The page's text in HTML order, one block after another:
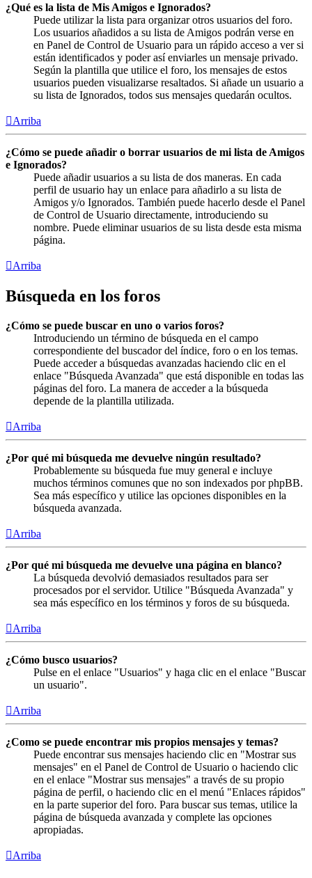
¿Qué es la lista de Mis Amigos e Ignorados?
Puede utilizar la lista para organizar otros usuarios del foro.
Los usuarios añadidos a su lista de Amigos podrán verse en
en Panel de Control de Usuario para un rápido acceso a ver si
están identificados y poder así enviarles un mensaje privado.
Según la plantilla que utilice el foro, los mensajes de estos
usuarios pueden visualizarse resaltados. Si añade un usuario a
su lista de Ignorados, todos sus mensajes quedarán ocultos.
Arriba
¿Cómo se puede añadir o borrar usuarios de mi lista de Amigos
e Ignorados?
Puede añadir usuarios a su lista de dos maneras. En cada
perfil de usuario hay un enlace para añadirlo a su lista de
Amigos y/o Ignorados. También puede hacerlo desde el Panel
de Control de Usuario directamente, introduciendo su
nombre. Puede eliminar usuarios de su lista desde esta misma
página.
Arriba
Búsqueda en los foros
¿Cómo se puede buscar en uno o varios foros?
Introduciendo un término de búsqueda en el campo
correspondiente del buscador del índice, foro o en los temas.
Puede acceder a búsquedas avanzadas haciendo clic en el
enlace "Búsqueda Avanzada" que está disponible en todas las
páginas del foro. La manera de acceder a la búsqueda
depende de la plantilla utilizada.
Arriba
¿Por qué mi búsqueda me devuelve ningún resultado?
Probablemente su búsqueda fue muy general e incluye
muchos términos comunes que no son indexados por phpBB.
Sea más específico y utilice las opciones disponibles en la
búsqueda avanzada.
Arriba
¿Por qué mi búsqueda me devuelve una página en blanco?
La búsqueda devolvió demasiados resultados para ser
procesados por el servidor. Utilice "Búsqueda Avanzada" y
sea más específico en los términos y foros de su búsqueda.
Arriba
¿Cómo busco usuarios?
Pulse en el enlace "Usuarios" y haga clic en el enlace "Buscar
un usuario".
Arriba
¿Como se puede encontrar mis propios mensajes y temas?
Puede encontrar sus mensajes haciendo clic en "Mostrar sus
mensajes" en el Panel de Control de Usuario o haciendo clic
en el enlace "Mostrar sus mensajes" a través de su propio
página de perfil, o haciendo clic en el menú "Enlaces rápidos"
en la parte superior del foro. Para buscar sus temas, utilice la
página de búsqueda avanzada y complete las opciones
apropiadas.
Arriba